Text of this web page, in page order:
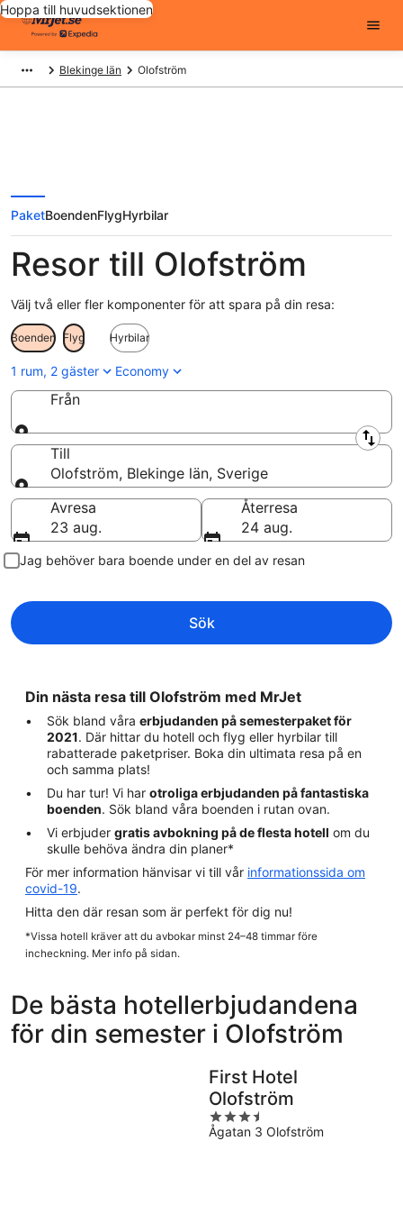
Hoppa till huvudsektionen
Blekinge län Olofström
PaketBoendenFlygHyrbilar
Resor till Olofström
Välj två eller fler komponenter för att spara på din resa:
Boenden Flyg Hyrbilar
1 rum, 2 gäster Economy
Från
Från
Till
Olofström, Blekinge län, Sverige
Till
Avresa
23 aug.
Återresa
24 aug.
Jag behöver bara boende under en del av resan
Sök
Din nästa resa till Olofström med MrJet
Sök bland våra erbjudanden på semesterpaket för
2021. Där hittar du hotell och flyg eller hyrbilar till
rabatterade paketpriser. Boka din ultimata resa på en
och samma plats!
Du har tur! Vi har otroliga erbjudanden på fantastiska
boenden. Sök bland våra boenden i rutan ovan.
Vi erbjuder gratis avbokning på de flesta hotell om du
skulle behöva ändra din planer*
För mer information hänvisar vi till vår informationssida om
covid-19.
Hitta den där resan som är perfekt för dig nu!
*Vissa hotell kräver att du avbokar minst 24–48 timmar före
incheckning. Mer info på sidan.
De bästa hotellerbjudandena
för din semester i Olofström
First Hotel
Olofström
3.5
out
Ågatan 3 Olofström